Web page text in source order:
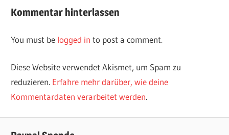
Kommentar hinterlassen
You must be logged in to post a comment.
Diese Website verwendet Akismet, um Spam zu
reduzieren. Erfahre mehr darüber, wie deine
Kommentardaten verarbeitet werden.